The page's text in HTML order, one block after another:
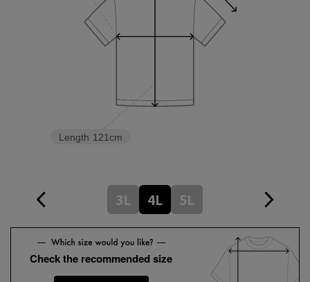
Length 121cm
3L 4L 5L
Check the recommended size